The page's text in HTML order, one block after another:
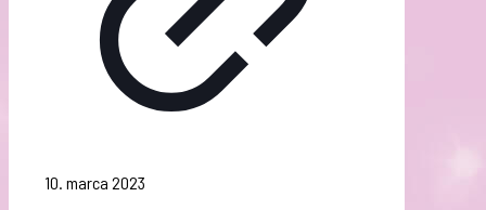
10. marca 2023